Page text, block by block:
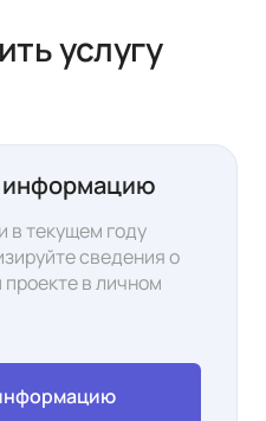
услугу
информацию
в текущем году
сведения о
в личном